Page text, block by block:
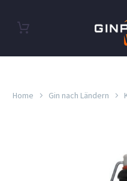
Home Gin nach Ländern